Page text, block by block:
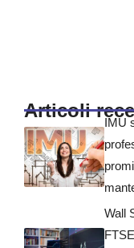
Articoli
IMU
Wall